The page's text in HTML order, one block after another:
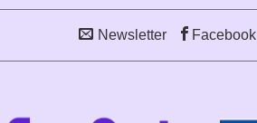
Newsletter Facebook